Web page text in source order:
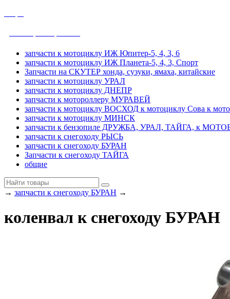
запчасти к мотоциклу ИЖ Юпитер-5, 4, 3, 6
запчасти к мотоциклу ИЖ Планета-5, 4, 3, Спорт
Запчасти на СКУТЕР хонда, сузуки, ямаха, китайские
запчасти к мотоциклу УРАЛ
запчасти к мотоциклу ДНЕПР
запчасти к мотороллеру МУРАВЕЙ
запчасти к мотоциклу ВОСХОД к мотоциклу Сова к
запчасти к мотоциклу МИНСК
запчасти к бензопиле ДРУЖБА, УРАЛ, ТАЙГА, к
запчасти к снегоходу РЫСЬ
запчасти к снегоходу БУРАН
Запчасти к снегоходу ТАЙГА
общие
→ запчасти к снегоходу БУРАН →
коленвал к снегоходу БУРАН